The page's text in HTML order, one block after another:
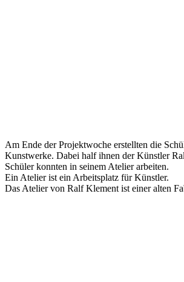
Am Ende der Projektwoche erstellten die
Kunstwerke. Dabei half ihnen der Künstler
Schüler konnten in seinem Atelier arbeiten.
Ein Atelier ist ein Arbeitsplatz für Künstler.
Das Atelier von Ralf Klement ist einer alten